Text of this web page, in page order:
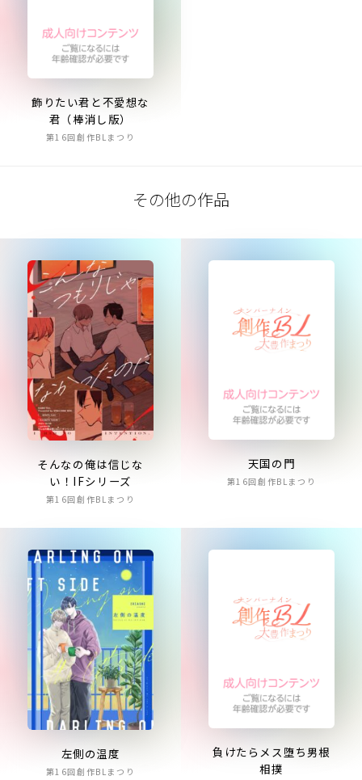
飾りたい君と不愛想な
君（棒消し版）
第16回創作BLまつり
その他の作品
そんなの俺は信じな
い！IFシリーズ
第16回創作BLまつり
天国の門
第16回創作BLまつり
左側の温度
第16回創作BLまつり
負けたらメス堕ち男根
相撲